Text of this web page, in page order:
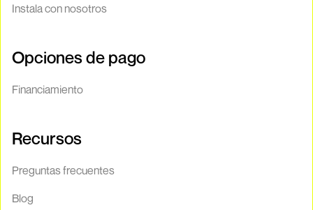
Instala con nosotros
Opciones de pago
Financiamiento
Recursos
Preguntas frecuentes
Blog